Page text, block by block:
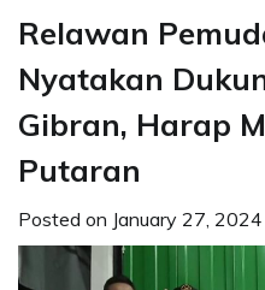
Relawan
Nyatakan
Gibran, Harap
Putaran
Posted on January 27, 2024